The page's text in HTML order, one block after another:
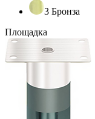
3 Бронза
Площадка